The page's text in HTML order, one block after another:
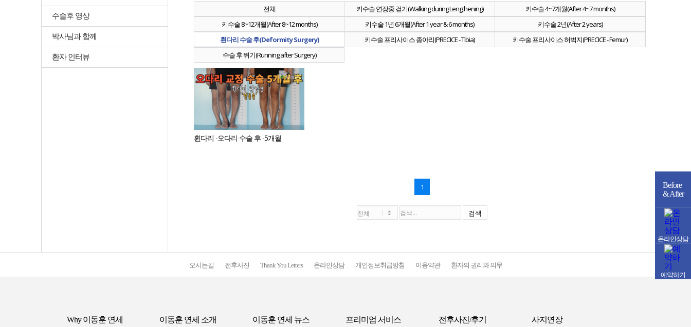
전체 키수술 연장중 걷기(Walking during Lengthening)
키수술 4~7개월(After 4~7 months)
키수술 8~12개월(After 8~12 months)
키수술 1년 6개월(After 1 year & 6 months)
키수술 2년(After 2 years)
휜다리 수술 후(Deformity Surgery)
키수술 프리사이스 종아리(PRECICE - Tibia)
키수술 프리사이스 허벅지(PRECICE - Femur)
수술 후 뛰기(Running after Surgery)
휜다리 -오다리 수술 후 -5개월
0
1
검색
수술후 영상
박사님과 함께
환자 인터뷰
오시는길 전후사진 Thank You Letters 온라인상담 개인정보취급방침 이용약관 환자의 권리와 의무
Why 이동훈 연세 이동훈 연세 소개 이동훈 연세 뉴스 프리미엄 서비스 전후사진/후기 사지연장
Before
& After
온라인상담
예약하기